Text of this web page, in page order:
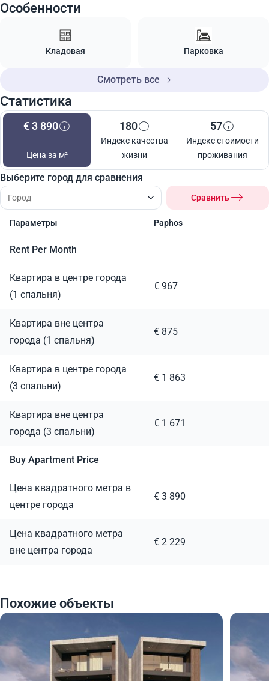
Особенности
Кладовая Парковка
Смотреть все
Статистика
€ 3 890
Цена за м²
180
Индекс качества
жизни
57
Индекс стоимости
проживания
Выберите город для сравнения
Сравнить
Параметры Paphos
Rent Per Month
Квартира в центре города
(1 спальня)
€ 967
Квартира вне центра
города (1 спальня)
€ 875
Квартира в центре города
(3 спальни)
€ 1 863
Квартира вне центра
города (3 спальни)
€ 1 671
Buy Apartment Price
Цена квадратного метра в
центре города
€ 3 890
Цена квадратного метра
вне центра города
€ 2 229
Похожие объекты